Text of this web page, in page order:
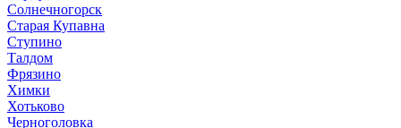
Солнечногорск
Старая Купавна
Ступино
Талдом
Фрязино
Химки
Хотьково
Черноголовка